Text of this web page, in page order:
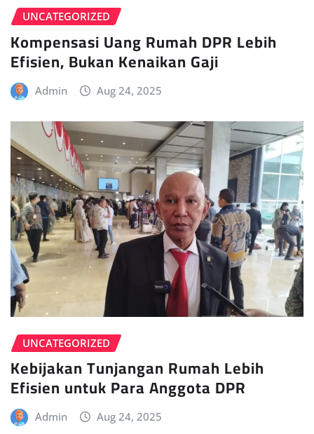
UNCATEGORIZED
Kompensasi Uang Rumah DPR Lebih
Efisien, Bukan Kenaikan Gaji
Admin Aug 24, 2025
UNCATEGORIZED
Kebijakan Tunjangan Rumah Lebih
Efisien untuk Para Anggota DPR
Admin Aug 24, 2025